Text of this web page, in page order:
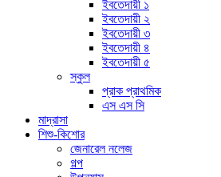
ইবতেদায়ী ১
ইবতেদায়ী ২
ইবতেদায়ী ৩
ইবতেদায়ী ৪
ইবতেদায়ী ৫
স্কুল
প্রাক প্রাথমিক
এস এস সি
মাদ্রাসা
শিশু-কিশোর
জেনারেল নলেজ
গল্প